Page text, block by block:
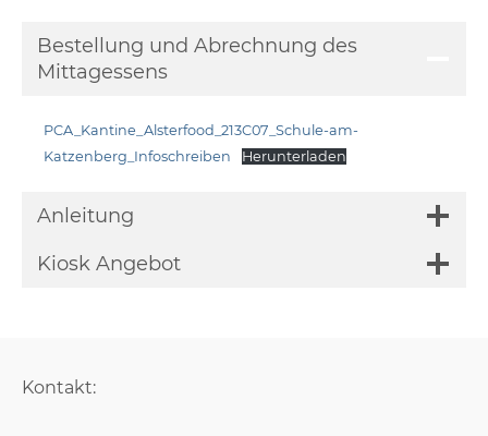
Bestellung und Abrechnung des
Mittagessens
PCA_Kantine_Alsterfood_213C07_Schule-am-
Katzenberg_Infoschreiben
Herunterladen
Anleitung
Kiosk Angebot
Kontakt: